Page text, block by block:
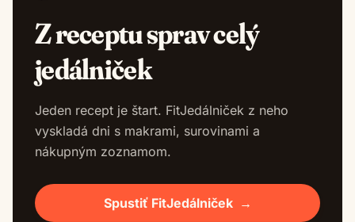
Z receptu sprav celý
jedálniček
Jeden recept je štart. FitJedálniček z neho
vyskladá dni s makrami, surovinami a
nákupným zoznamom.
Spustiť FitJedálniček →